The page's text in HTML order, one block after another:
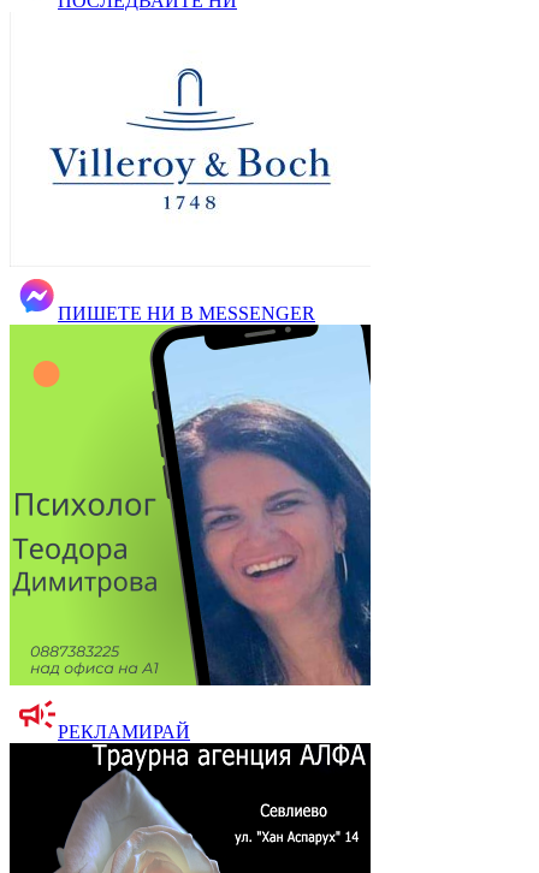
ПИШЕТЕ НИ В MESSENGER
РЕКЛАМИРАЙ